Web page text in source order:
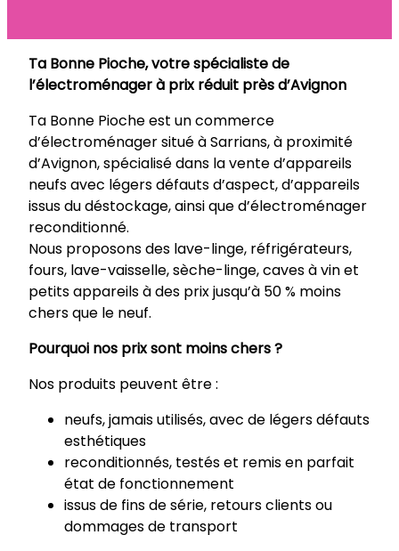
Ta Bonne Pioche, votre spécialiste de
l’électroménager à prix réduit près d’Avignon
Ta Bonne Pioche est un commerce
d’électroménager situé à Sarrians, à proximité
d’Avignon, spécialisé dans la vente d’appareils
neufs avec légers défauts d’aspect, d’appareils
issus du déstockage, ainsi que d’électroménager
reconditionné.
Nous proposons des lave-linge, réfrigérateurs,
fours, lave-vaisselle, sèche-linge, caves à vin et
petits appareils à des prix jusqu’à 50 % moins
chers que le neuf.
Pourquoi nos prix sont moins chers ?
Nos produits peuvent être :
neufs, jamais utilisés, avec de légers défauts
esthétiques
reconditionnés, testés et remis en parfait
état de fonctionnement
issus de fins de série, retours clients ou
dommages de transport